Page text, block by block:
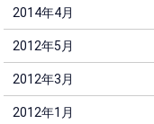
2014年4月
2012年5月
2012年3月
2012年1月